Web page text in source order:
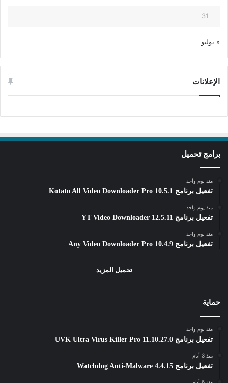
31
« يوليو
الإعلانات
برامج تحميل
منذ يوم واحد
تفعيل برنامج Kotato All Video Downloader Pro 10.5.1
منذ يوم واحد
تفعيل برنامج YT Video Downloader 12.5.11
منذ يوم واحد
تفعيل برنامج Any Video Downloader Pro 10.4.9
تحميل المزيد
حماية
منذ يوم واحد
تفعيل برنامج UVK Ultra Virus Killer Pro 11.10.27.0
منذ 3 أيام
تفعيل برنامج Watchdog Anti-Malware 4.4.15
منذ 6 أيام